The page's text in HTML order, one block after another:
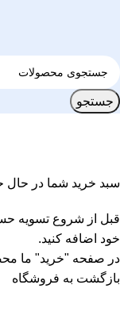
جستجو
سبد خرید شما در
قبل از شروع تسویه
خود اضافه کنید.
در صفحه "خرید" ما
بازگشت به فروشگاه